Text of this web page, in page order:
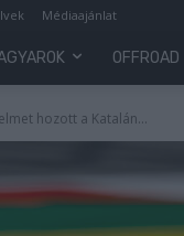
Médiaajánlat
OFFROAD
hozott a Katalán...